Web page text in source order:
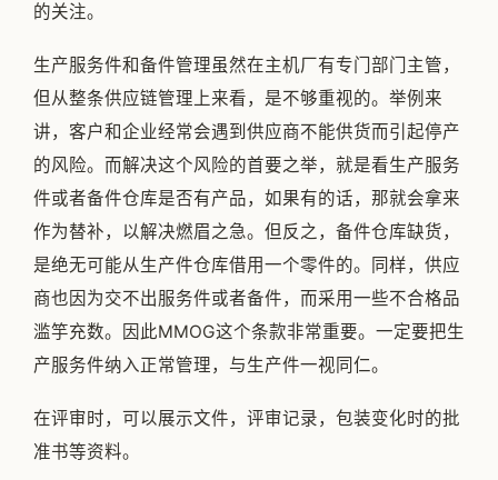
的关注。
生产服务件和备件管理虽然在主机厂有专门部门主管，
但从整条供应链管理上来看，是不够重视的。举例来
讲，客户和企业经常会遇到供应商不能供货而引起停产
的风险。而解决这个风险的首要之举，就是看生产服务
件或者备件仓库是否有产品，如果有的话，那就会拿来
作为替补，以解决燃眉之急。但反之，备件仓库缺货，
是绝无可能从生产件仓库借用一个零件的。同样，供应
商也因为交不出服务件或者备件，而采用一些不合格品
滥竽充数。因此MMOG这个条款非常重要。一定要把生
产服务件纳入正常管理，与生产件一视同仁。
在评审时，可以展示文件，评审记录，包装变化时的批
准书等资料。